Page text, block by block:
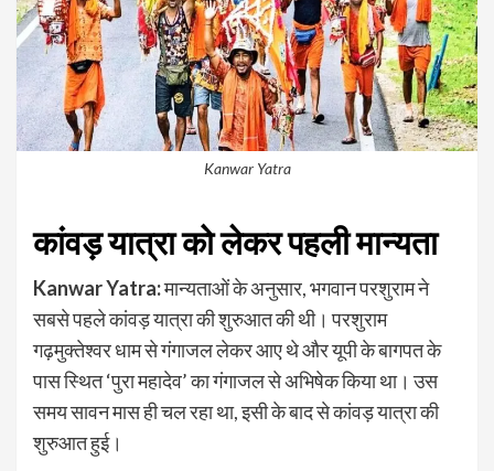
Kanwar Yatra
कांवड़ यात्रा को लेकर पहली मान्यता
Kanwar Yatra:मान्यताओं के अनुसार, भगवान परशुराम ने
सबसे पहले कांवड़ यात्रा की शुरुआत की थी। परशुराम
गढ़मुक्तेश्वर धाम से गंगाजल लेकर आए थे और यूपी के बागपत के
पास स्थित ‘पुरा महादेव’ का गंगाजल से अभिषेक किया था। उस
समय सावन मास ही चल रहा था, इसी के बाद से कांवड़ यात्रा की
शुरुआत हुई।